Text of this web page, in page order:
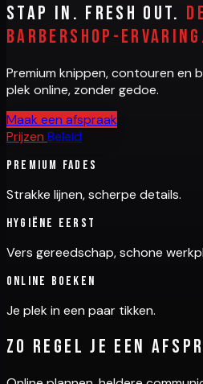
Stap in. Fresh out.
barbershop-
Premium knippen, contouren en
plek online, zonder gedoe.
Maak een afspraak
Prijzen Beleid
Premium fades
Strakke lijnen, scherpe details.
Hygiëne eerst
Vers gereedschap, schone
Online boeken
Je plek in een paar tikken.
Zo regel je een